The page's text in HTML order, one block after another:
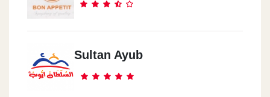
17 El Marghany St.Sultan Ayub